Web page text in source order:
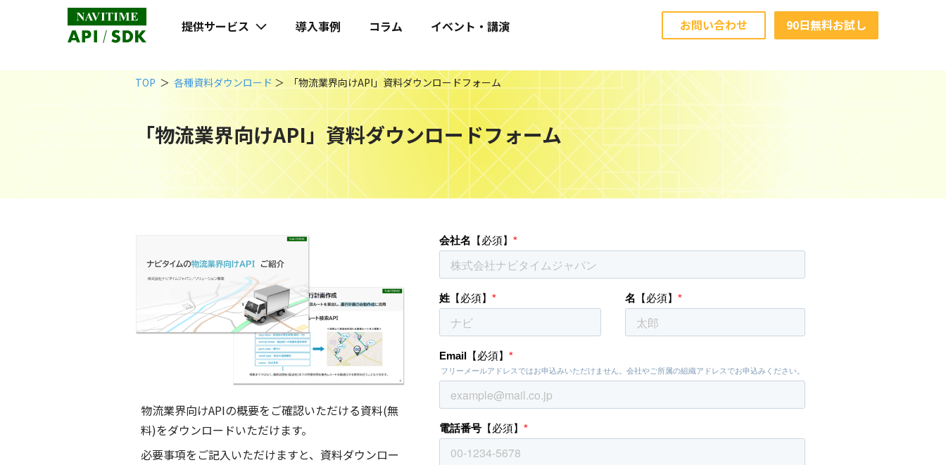
提供サービス 導入事例 コラム イベント・講演 お問い合わせ 90日無料お試し
TOP 各種資料ダウンロード 「物流業界向けAPI」資料ダウンロードフォーム
「物流業界向けAPI」資料ダウンロードフォーム
物流業界向けAPIの概要をご確認いただける資料(無
料)をダウンロードいただけます。
必要事項をご記入いただけますと、資料ダウンロー